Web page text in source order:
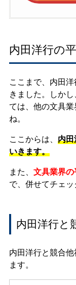
内田洋行の
ここまで、内田
きました。しか
ては、他の文具
ね。
ここからは、 内田
いきます。
また、 文具業界
で、併せてチェッ
内田洋行と
内田洋行と競合
ます。